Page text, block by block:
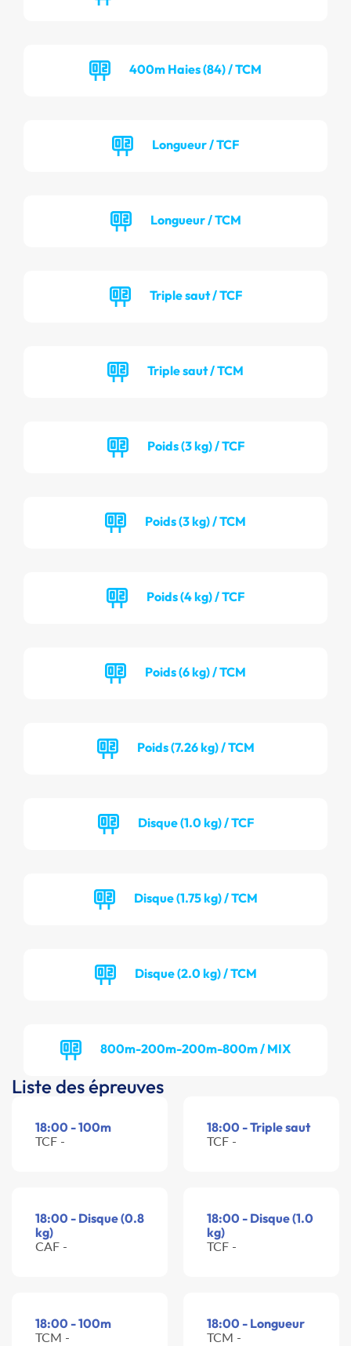
400m Haies (84) / TCM
Longueur / TCF
Longueur / TCM
Triple saut / TCF
Triple saut / TCM
Poids (3 kg) / TCF
Poids (3 kg) / TCM
Poids (4 kg) / TCF
Poids (6 kg) / TCM
Poids (7.26 kg) / TCM
Disque (1.0 kg) / TCF
Disque (1.75 kg) / TCM
Disque (2.0 kg) / TCM
800m-200m-200m-800m / MIX
Liste des épreuves
18:00 - 100m
TCF -
18:00 - Triple saut
TCF -
18:00 - Disque (0.8
kg)
CAF -
18:00 - Disque (1.0
kg)
TCF -
18:00 - 100m
TCM -
18:00 - Longueur
TCM -